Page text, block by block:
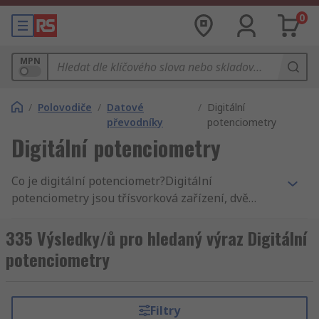
0
MPN
/ Polovodiče / Datové
převodníky
/ Digitální
potenciometry
Digitální potenciometry
Co je digitální potenciometr?Digitální
potenciometry jsou třísvorková zařízení, dvě
který se používá ke změně odporu.Digitální
potenciometr také známý jako digipot, je
podobný standardnímu analogovému
digitální potenciometr má integrovaný čip (IC),
335 Výsledky/ů pro hledaný výraz Digitální
potenciometry
Filtry